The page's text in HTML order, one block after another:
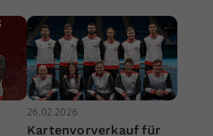
26.02.2026
Kartenvorverkauf für